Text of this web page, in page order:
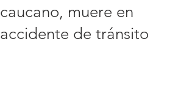
caucano, muere en
accidente de tránsito